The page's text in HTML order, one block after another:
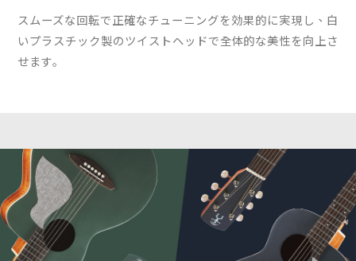
スムーズな回転で正確なチューニングを効果的に実現し、白
いプラスチック製のツイストヘッドで全体的な美性を向上さ
せます｡